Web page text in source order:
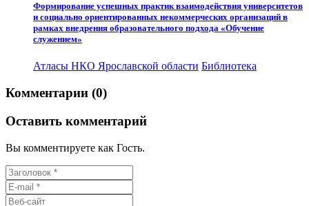
Формирование успешных практик взаимодействия университетов
и социально ориентированных некоммерческих организаций в
рамках внедрения образовательного подхода «Обучение
служением»
Атласы НКО Ярославской области Библиотека
Комментарии (0)
Оставить комментарий
Вы комментируете как Гость.